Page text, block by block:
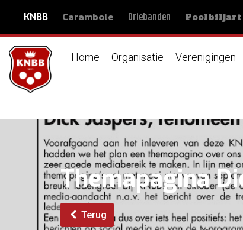
KNBB Carambole Driebanden Poolbiljart
Home Organisatie Verenigingen
Themapagina
Terug